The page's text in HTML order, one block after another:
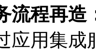
程再造
应用集成服